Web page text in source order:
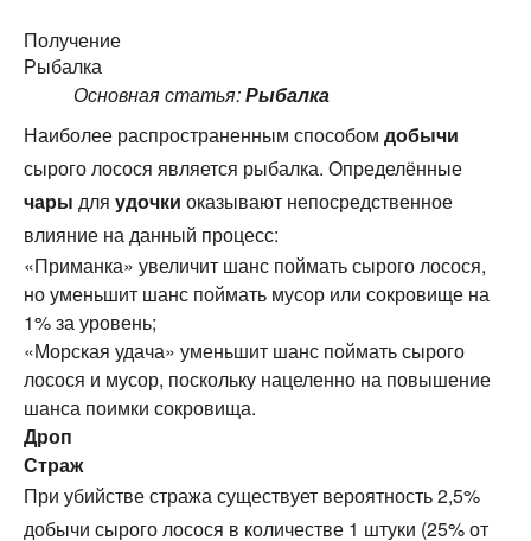
Получение
Рыбалка
Основная статья:Рыбалка
Наиболее распространенным способом добычи
сырого лосося является рыбалка. Определённые
чары для удочки оказывают непосредственное
влияние на данный процесс:
«Приманка» увеличит шанс поймать сырого лосося,
но уменьшит шанс поймать мусор или сокровище на
1% за уровень;
«Морская удача» уменьшит шанс поймать сырого
лосося и мусор, поскольку нацеленно на повышение
шанса поимки сокровища.
Дроп
Страж
При убийстве стража существует вероятность 2,5%
добычи сырого лосося в количестве 1 штуки (25% от